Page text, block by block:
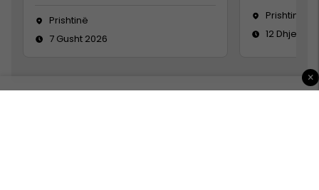
Prishtinë
7 Gusht 2026
Prishtinë
12 Dhjetor
×